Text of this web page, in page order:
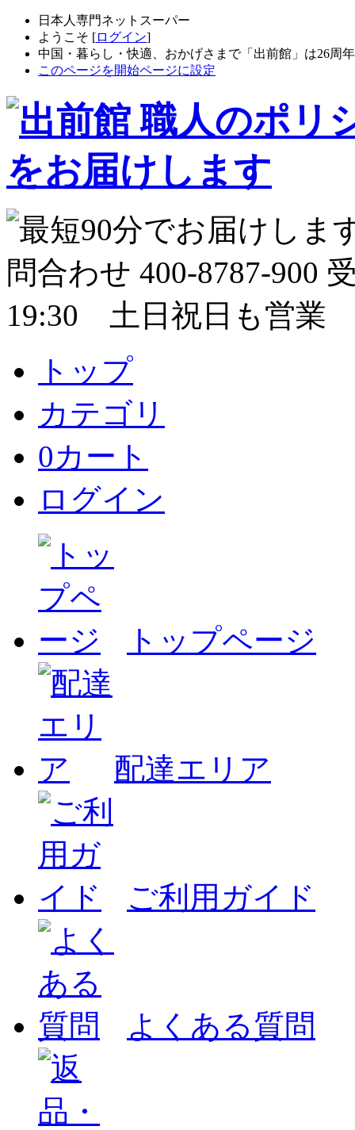
日本人専門ネットスーパー
ようこそ [ログイン]
中国・暮らし・快適、おかげさまで「出前館」は26周
このページを開始ページに設定
トップ
カテゴリ
0カート
ログイン
トップページ
配達エリア
ご利用ガイド
よくある質問